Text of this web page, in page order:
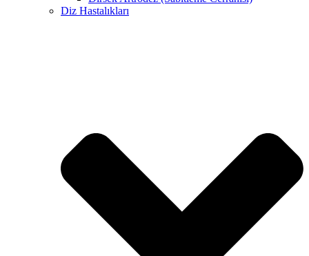
Diz Hastalıkları